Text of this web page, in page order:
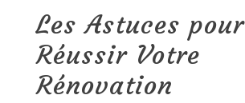
Les Astuces pour
Réussir Votre
Rénovation